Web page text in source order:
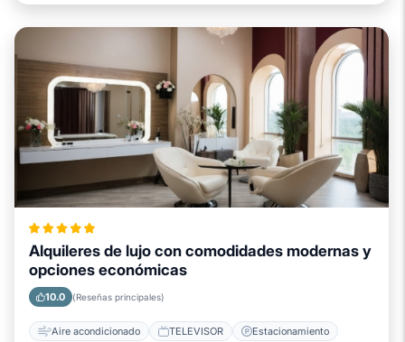
Alquileres de lujo con comodidades modernas y
opciones económicas
10.0 (Reseñas principales)
Aire acondicionado TELEVISOR Estacionamiento